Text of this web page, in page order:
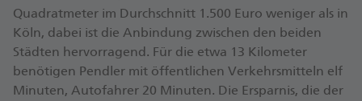
Quadratmeter im Durchschnitt 1.500 Euro weniger als in
Köln, dabei ist die Anbindung zwischen den beiden
Städten hervorragend. Für die etwa 13 Kilometer
benötigen Pendler mit öffentlichen Verkehrsmitteln elf
Minuten, Autofahrer 20 Minuten. Die Ersparnis, die der